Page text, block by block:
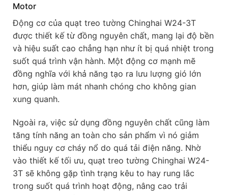
Motor
Động cơ của quạt treo tường Chinghai W24-3T
được thiết kế từ đồng nguyên chất, mang lại độ bền
và hiệu suất cao chẳng hạn như ít bị quá nhiệt trong
suốt quá trình vận hành. Một động cơ mạnh mẽ
đồng nghĩa với khả năng tạo ra lưu lượng gió lớn
hơn, giúp làm mát nhanh chóng cho không gian
xung quanh.
Ngoài ra, việc sử dụng đồng nguyên chất cũng làm
tăng tính năng an toàn cho sản phẩm vì nó giảm
thiểu nguy cơ cháy nổ do quá tải điện năng. Nhờ
vào thiết kế tối ưu, quạt treo tường Chinghai W24-
3T sẽ không gặp tình trạng kêu to hay rung lắc
trong suốt quá trình hoạt động, nâng cao trải